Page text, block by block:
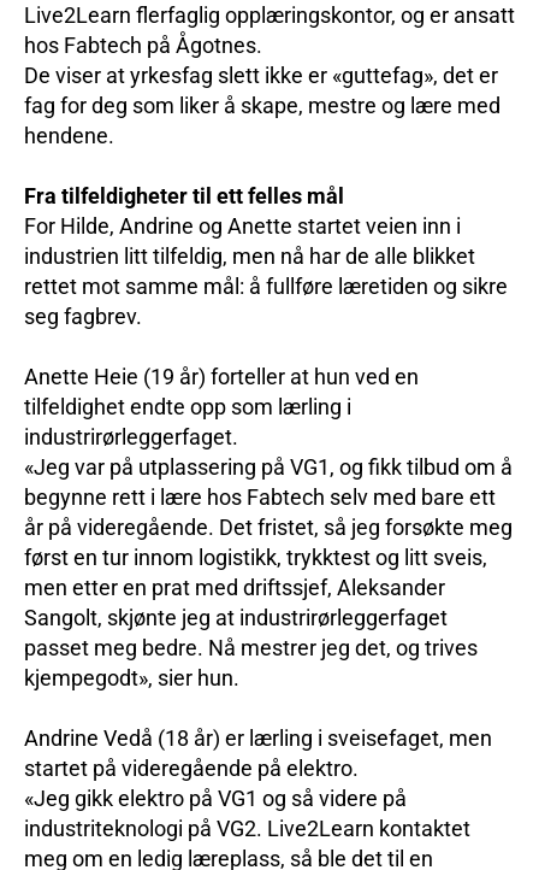
Live2Learn flerfaglig opplæringskontor, og er ansatt
hos Fabtech på Ågotnes.
De viser at yrkesfag slett ikke er «guttefag», det er
fag for deg som liker å skape, mestre og lære med
hendene.
Fra tilfeldigheter til ett felles mål
For Hilde, Andrine og Anette startet veien inn i
industrien litt tilfeldig, men nå har de alle blikket
rettet mot samme mål: å fullføre læretiden og sikre
seg fagbrev.
Anette Heie (19 år) forteller at hun ved en
tilfeldighet endte opp som lærling i
industrirørleggerfaget.
«Jeg var på utplassering på VG1, og fikk tilbud om å
begynne rett i lære hos Fabtech selv med bare ett
år på videregående. Det fristet, så jeg forsøkte meg
først en tur innom logistikk, trykktest og litt sveis,
men etter en prat med driftssjef, Aleksander
Sangolt, skjønte jeg at industrirørleggerfaget
passet meg bedre. Nå mestrer jeg det, og trives
kjempegodt», sier hun.
Andrine Vedå (18 år) er lærling i sveisefaget, men
startet på videregående på elektro.
«Jeg gikk elektro på VG1 og så videre på
industriteknologi på VG2. Live2Learn kontaktet
meg om en ledig læreplass, så ble det til en